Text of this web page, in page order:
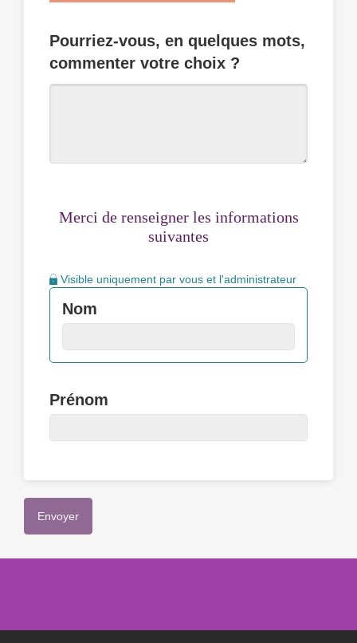
Pourriez-vous, en quelques mots,
commenter votre choix ?
Merci de renseigner les informations
suivantes
Visible uniquement par vous et l'administrateur
Nom
Prénom
Envoyer